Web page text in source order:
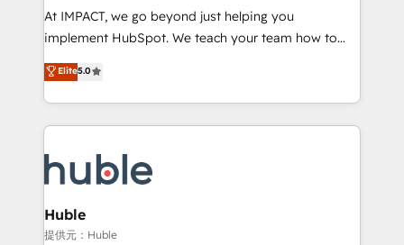
WooCommerce 💲 Stripe or Paypal 💰 Sage or
Netsuite 🤖 Google or Microsoft ✍️ DocuSign or
the rare Advanced "Custom Integrations"
Accreditation, securely sync data across... 🔄 any
new HubSpot portal with Advanced Website and
CRM Migrations using our in-house "HubScrub" Tool.
At IMPACT, we go beyond just helping you
implement HubSpot. We teach your team how to
master it. As the creators of the Endless Customers
System™ (the next evolution of They Ask, You
Answer), we’re the only HubSpot partner built
entirely around coaching and training. That means
skills, processes, and internal team you need to
attract the right buyers, close deals faster, and grow
without outside dependencies. You’ll learn how to: •
Set up, audit, and organize your HubSpot portal •
Elite5.0
Huble
提供元：Huble